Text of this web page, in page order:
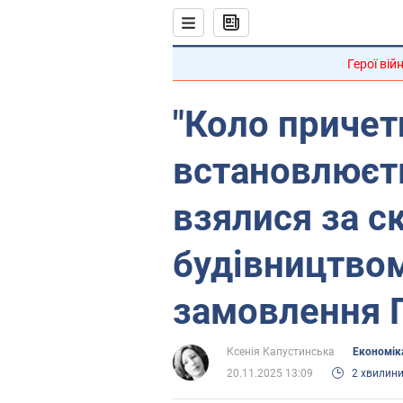
Герої
"Коло
взялися за
замовлення
Ксенія Капустинська
20.11.2025 13:09
2 хвилини